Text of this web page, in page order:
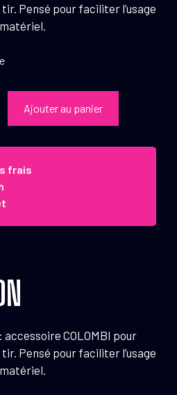
tir. Pensé pour faciliter l’usage
Ajouter au panier
frais
COLOMBI pour
tir. Pensé pour faciliter l’usage